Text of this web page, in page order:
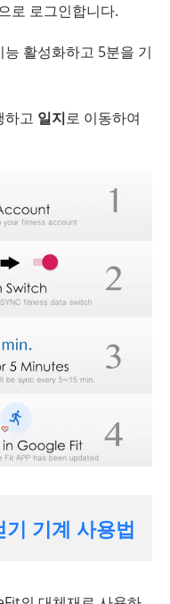
로 로그인합니다.
활성화하고 5분을 기
하고 일지로 이동하여
기계 사용법